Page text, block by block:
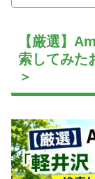
【厳選】
索してみた
＞